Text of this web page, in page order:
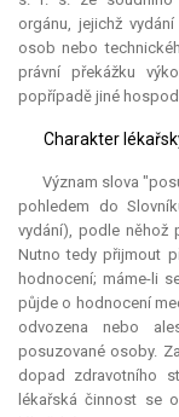
orgánu, jejichž
osob nebo
právní překážku
popřípadě jiné
Charakter
Význam slova
pohledem do
vydání), podle něhož
Nutno tedy přijmout
hodnocení; máme-li
půjde o hodnocení
odvozena nebo
posuzované osoby.
dopad zdravotního
lékařská činnost se